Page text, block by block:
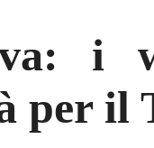
i
per il